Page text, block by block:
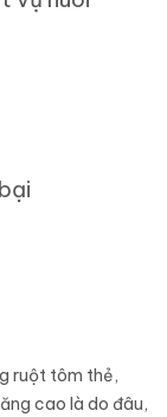
ruột tôm thẻ,
cao là do đâu,